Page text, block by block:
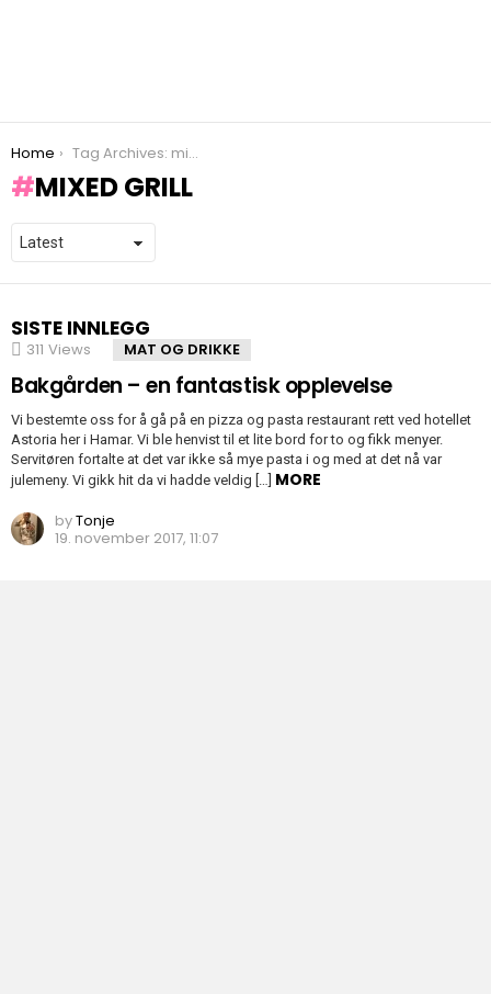
You are here:
Home Tag Archives: mixed grill
MIXED GRILL
SISTE INNLEGG
311 Views MAT OG DRIKKE
Bakgården – en fantastisk opplevelse
Vi bestemte oss for å gå på en pizza og pasta restaurant rett ved hotellet
Astoria her i Hamar. Vi ble henvist til et lite bord for to og fikk menyer.
Servitøren fortalte at det var ikke så mye pasta i og med at det nå var
julemeny. Vi gikk hit da vi hadde veldig […] MORE
byTonje
19. november 2017, 11:07